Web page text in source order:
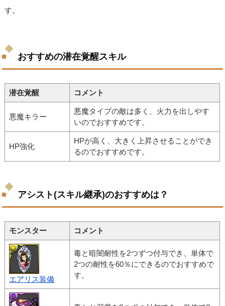
す。
おすすめの潜在覚醒スキル
潜在覚醒 コメント
悪魔キラー
悪魔タイプの敵は多く、火力を出しやす
いのでおすすめです。
HP強化
HPが高く、大きく上昇させることができ
るのでおすすめです。
アシスト(スキル継承)のおすすめは？
モンスター コメント
エアリス装備
毒と暗闇耐性を2つずつ付与でき、単体で
2つの耐性を60％にできるのでおすすめで
す。